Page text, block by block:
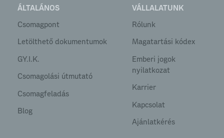
ÁLTALÁNOS
Csomagpont
Letölthető dokumentumok
GY.I.K.
Csomagolási útmutató
Csomagfeladás
Blog
VÁLLALATUNK
Rólunk
Magatartási kódex
Emberi jogok
nyilatkozat
Karrier
Kapcsolat
Ajánlatkérés